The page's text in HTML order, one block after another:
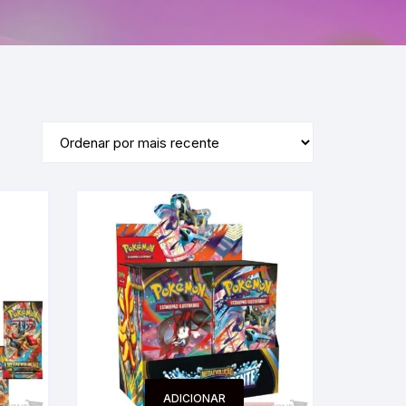
ADICIONAR